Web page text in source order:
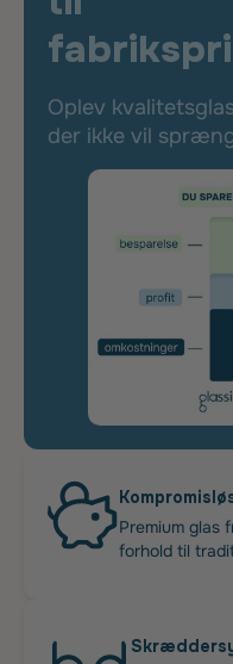
Oplev
der ikke vil
Premium glas
forhold til